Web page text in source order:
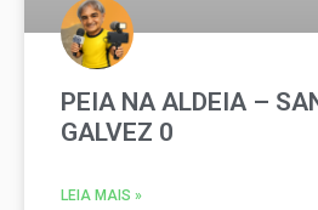
PEIA NA ALDEIA –
GALVEZ 0
LEIA MAIS »